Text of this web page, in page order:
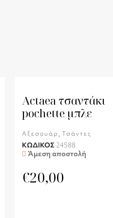
Actaea τσαντάκι
pochette μπλε
Αξεσουάρ, Τσάντες
ΚΩΔΙΚΟΣ 24588
Άμεση αποστολή
€20,00